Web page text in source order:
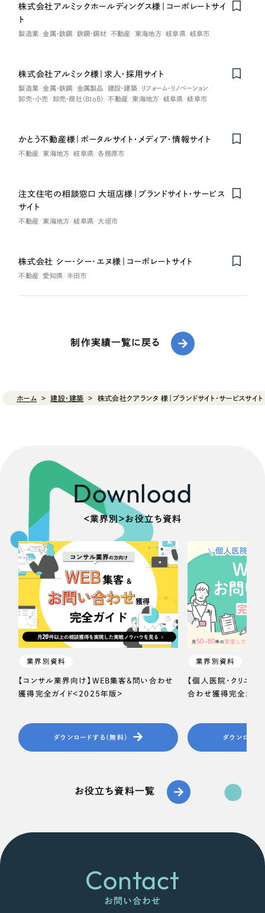
株式会社アルミックホールディングス様｜コーポレートサイ
ト
製造業 金属・鉄鋼 鉄鋼・鋼材 不動産 東海地方 岐阜県 岐阜市
株式会社アルミック様｜求人・採用サイト
製造業 金属・鉄鋼 金属製品 建設・建築
リフォーム・リノベーション
卸売・小売
卸売・商社（BtoB） 不動産 東海地方 岐阜県 岐阜市
かとう不動産様｜ポータルサイト・メディア・情報サイト
不動産 東海地方 岐阜県 各務原市
注文住宅の相談窓口 大垣店様｜ブランドサイト・サービス
サイト
不動産 東海地方 岐阜県 大垣市
株式会社 シー･シー･エヌ様｜コーポレートサイト
不動産 愛知県 半田市
制作実績一覧に戻る
ホーム 建設・建築 株式会社クアランタ 様｜ブランドサイト・サービスサイト
Download
＜業界別＞お役立ち資料
業界別資料
【コンサル業界向け】WEB集客＆問い合わせ
獲得完全ガイド＜2025年版＞
ダウンロードする（無料）
業界別資料
【個人医院・クリニッ
合わせ獲得完全ガイ
ダウンロード
お役立ち資料一覧
Contact
お問い合わせ